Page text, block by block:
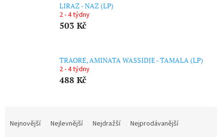
LIRAZ - NAZ (LP)
2 - 4 týdny
503 Kč
TRAORE, AMINATA WASSIDJE - TAMALA (LP)
2 - 4 týdny
488 Kč
Nejnovější Nejlevnější Nejdražší
Nejprodávanější